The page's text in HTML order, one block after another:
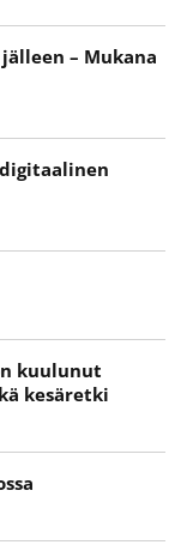
– Mukana
kuulunut
kesäretki